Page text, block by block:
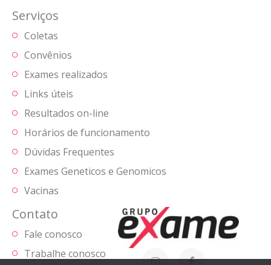
Serviços
Coletas
Convênios
Exames realizados
Links úteis
Resultados on-line
Horários de funcionamento
Dúvidas Frequentes
Exames Geneticos e Genomicos
Vacinas
Contato
Fale conosco
Trabalhe conosco